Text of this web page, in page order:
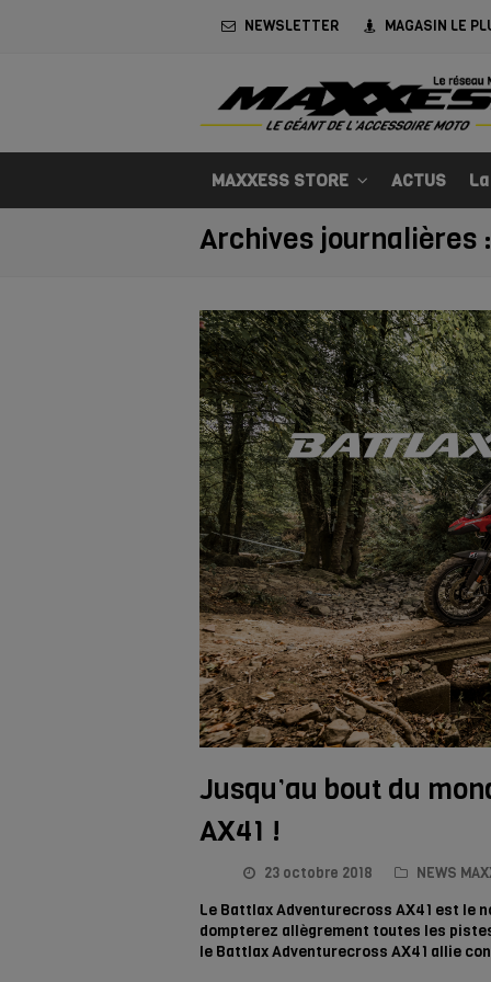
NEWSLETTER MAGASIN LE
MAXXESS STORE ACTUS
Archives journalières
Jusqu’au bout du
AX41 !
23 octobre 2018 NEWS
Le Battlax Adventurecross AX41 est le
dompterez allègrement toutes les
le Battlax Adventurecross AX41 allie